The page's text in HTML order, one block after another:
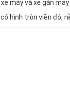
máy và xe gắn
hình tròn viền đỏ,